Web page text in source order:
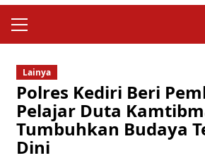
Menu
Lainya
Polres Kediri Beri
Pelajar Duta
Tumbuhkan Budaya
Dini